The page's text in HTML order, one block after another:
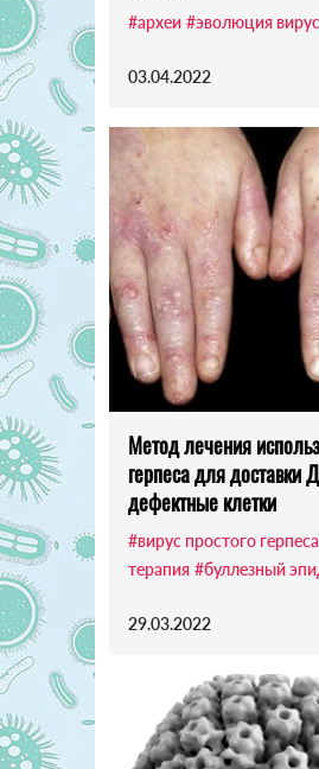
#археи #эволюция
03.04.2022
Метод лечения
герпеса для доставки
дефектные клетки
#вирус простого
терапия #буллезный
29.03.2022